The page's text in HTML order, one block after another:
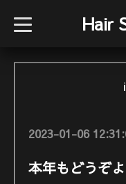
Hair
t
o
l
2023-01-06
本年もどうぞ